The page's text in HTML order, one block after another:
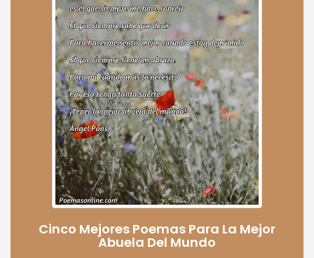
Cinco Mejores Poemas Para La Mejor
Abuela Del Mundo